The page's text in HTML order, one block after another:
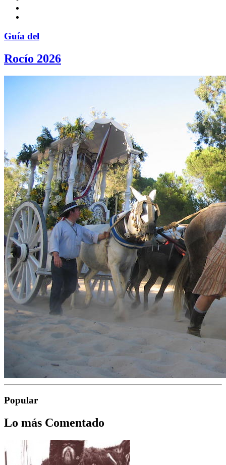
Guía del
Rocío 2026
Popular
Lo más Comentado